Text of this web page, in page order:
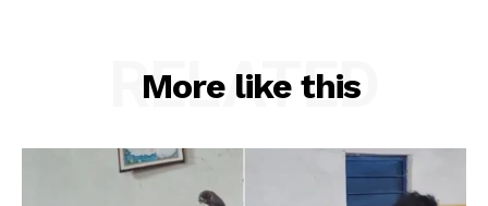
More like this
RELATED